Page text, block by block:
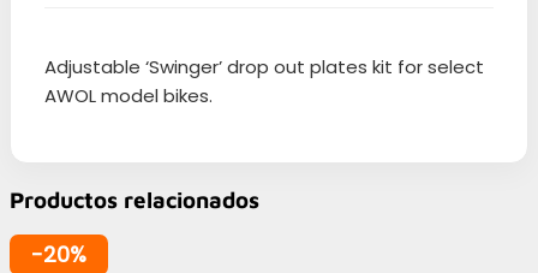
Adjustable ‘Swinger’ drop out plates kit for select
AWOL model bikes.
Productos relacionados
-20%